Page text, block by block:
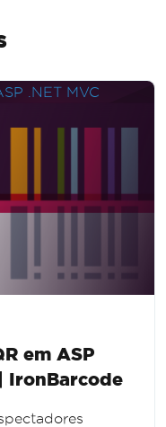
em ASP
IronBarcode